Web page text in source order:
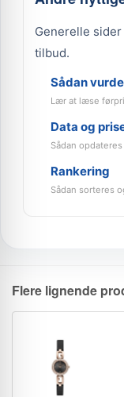
Generelle
tilbud.
Sådan
Lær at læse
Data og
Sådan
Rankering
Sådan sorteres
Flere lignende